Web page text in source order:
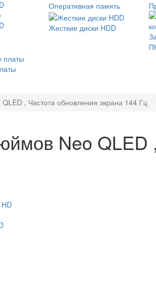
Оперативная память
Жесткие диски HDD
, Частота обновления экрана 144 Гц
Neo QLED